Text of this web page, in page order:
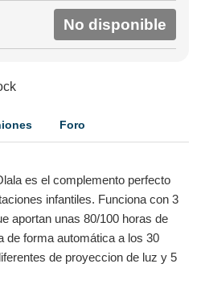
No disponible
Foro
es el complemento perfecto
infantiles. Funciona con 3
aportan unas 80/100 horas de
de forma automática a los 30
de proyeccion de luz y 5